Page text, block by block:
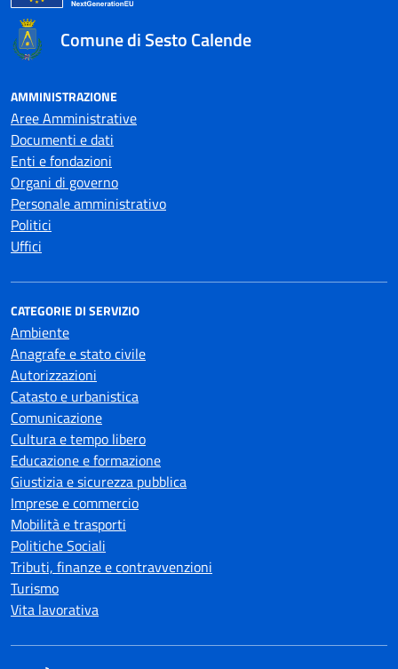
Comune di Sesto Calende
AMMINISTRAZIONE
Aree Amministrative
Documenti e dati
Enti e fondazioni
Organi di governo
Personale amministrativo
Politici
Uffici
CATEGORIE DI SERVIZIO
Ambiente
Anagrafe e stato civile
Autorizzazioni
Catasto e urbanistica
Comunicazione
Cultura e tempo libero
Educazione e formazione
Giustizia e sicurezza pubblica
Imprese e commercio
Mobilità e trasporti
Politiche Sociali
Tributi, finanze e contravvenzioni
Turismo
Vita lavorativa